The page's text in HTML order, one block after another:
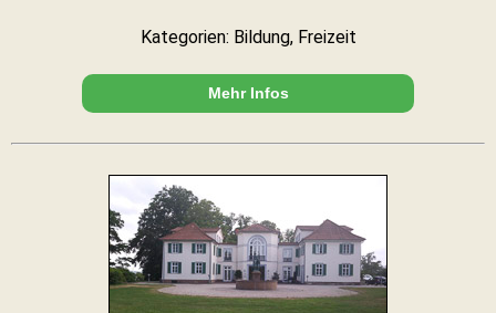
Kategorien: Bildung, Freizeit
Mehr Infos